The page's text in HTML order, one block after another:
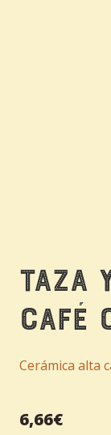
Taza
Café
Cerámica alta
6,66€